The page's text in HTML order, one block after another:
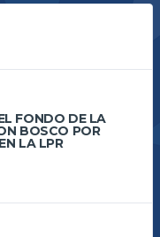
FONDO DE LA
BOSCO POR
LA LPR